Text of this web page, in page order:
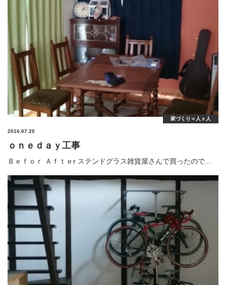
2016.07.20
家づくり＝人ｘ人
ｏｎｅｄａｙ工事
Ｂｅｆｏｒ Ａｆｔｅr ステンドグラス雑貨屋さんで買ったので...